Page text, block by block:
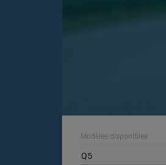
Modèles disponibles
Q5